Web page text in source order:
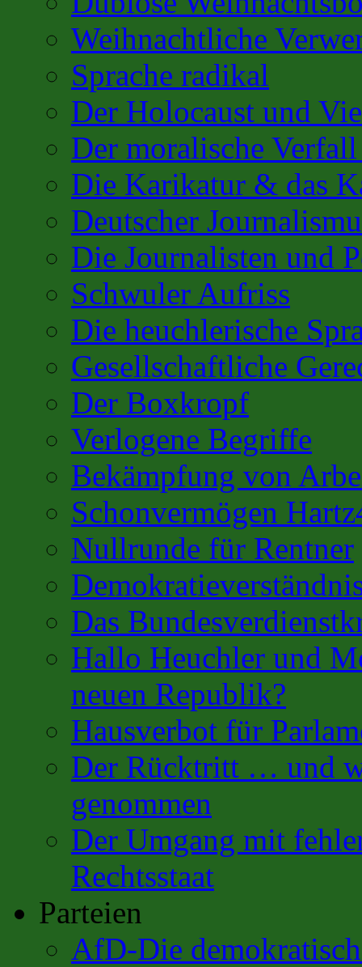
Weihnachtliche
Sprache radikal
Der Holocaust und
Der moralische
Die Karikatur & das
Deutscher
Die Journalisten und
Schwuler Aufriss
Die heuchlerische
Gesellschaftliche
Der Boxkropf
Verlogene Begriffe
Bekämpfung von
Schonvermögen
Nullrunde für Rentner
Das
Hallo Heuchler und
neuen Republik?
Hausverbot für
Der Rücktritt … und
genommen
Der Umgang mit
Rechtsstaat
Parteien
AfD-Die